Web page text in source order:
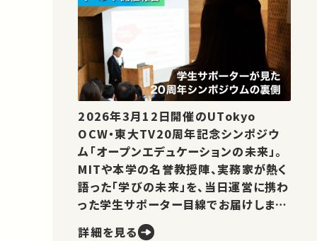
2026年3月12日開催のUTokyo
OCW・東大TV20周年記念シンポジウ
ム「オープンエデュケーションの未来」。
MITや本学の名誉教授陣、実務家が熱く
語った「学びの未来」を、当日運営に携わ
った学生サポーター目線でお届けしま
詳細を見る